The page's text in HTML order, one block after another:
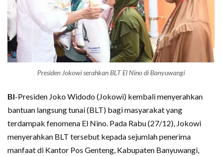
Presiden Jokowi serahkan BLT El Nino di Banyuwangi
BI-Presiden Joko Widodo (Jokowi) kembali menyerahkan
bantuan langsung tunai (BLT) bagi masyarakat yang
terdampak fenomena El Nino. Pada Rabu (27/12), Jokowi
menyerahkan BLT tersebut kepada sejumlah penerima
manfaat di Kantor Pos Genteng, Kabupaten Banyuwangi,